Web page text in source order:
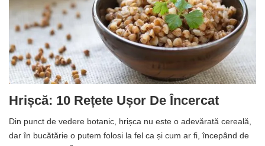
Hrișcă: 10 Rețete Ușor De Încercat
Din punct de vedere botanic, hrișca nu este o adevărată cereală,
dar în bucătărie o putem folosi la fel ca și cum ar fi, începând de